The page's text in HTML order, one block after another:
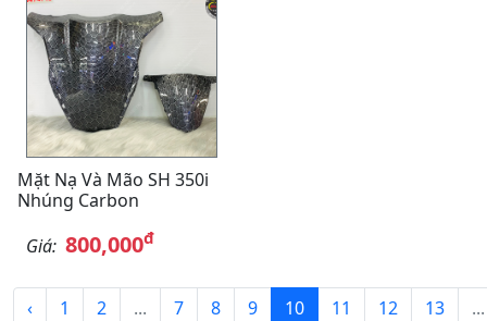
Mặt Nạ Và Mão SH 350i
Nhúng Carbon
Giá: 800,000đ
‹ 1 2 ... 7 8 9 10 11 12 13 ...